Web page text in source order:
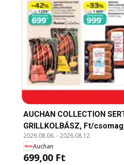
AUCHAN COLLECTION
GRILLKOLBÁSZ, Ft/
4836 Ft/kg
2026.08.06. -2026.08.12.
Auchan
699,00 Ft